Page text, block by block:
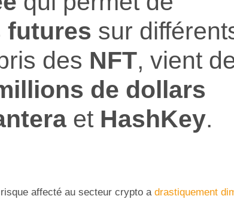
futures sur
des NFT, vient
de dollars
et HashKey.
affecté au secteur crypto a drastiquement